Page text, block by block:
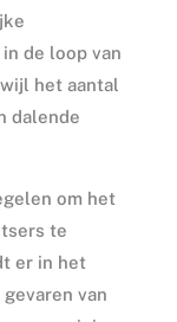
de loop van
het aantal
dalende
om het
te
er in het
van